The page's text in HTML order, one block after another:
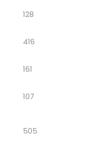
128
416
161
107
505